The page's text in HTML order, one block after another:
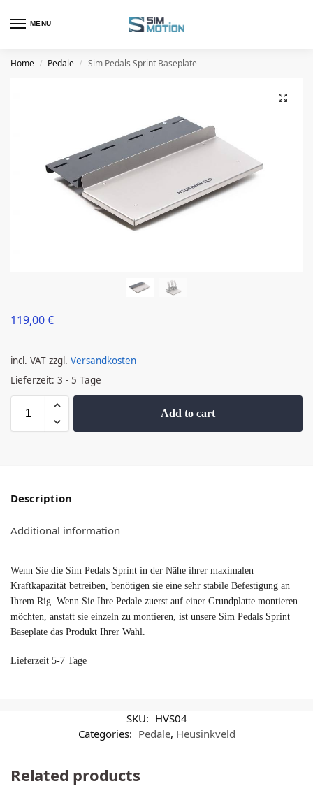
MENU
Home / Pedale / Sim Pedals Sprint Baseplate
119,00€
incl. VAT zzgl. Versandkosten
Lieferzeit: 3 - 5 Tage
Add to cart
Description
Additional information
Wenn Sie die Sim Pedals Sprint in der Nähe ihrer maximalen
Kraftkapazität betreiben, benötigen sie eine sehr stabile Befestigung an
Ihrem Rig. Wenn Sie Ihre Pedale zuerst auf einer Grundplatte montieren
möchten, anstatt sie einzeln zu montieren, ist unsere Sim Pedals Sprint
Baseplate das Produkt Ihrer Wahl.
Lieferzeit 5-7 Tage
SKU: HVS04
Categories: Pedale, Heusinkveld
Related products